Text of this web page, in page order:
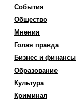
События
Общество
Мнения
Голая правда
Бизнес и финансы
Образование
Культура
Криминал